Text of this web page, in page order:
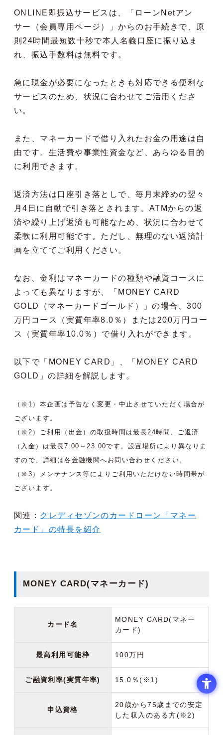
ONLINE即振込サービスは、「ローンNetアン
サー（会員専用ページ）」からのお手続きで、原
則24時間最短数十秒で本人名義口座に振り込ま
れ、振込手数料は無料です。
急に現金が必要になったときも対応できる便利な
サービスのため、状況に合わせてご活用くださ
い。
また、マネーカードで借り入れたお金の用途は自
由です。生活費や事業性資金など、あらゆる目的
に利用できます。
返済方法は口座引き落としで、毎月末締めの翌々
月4日に自動で引き落とされます。ATMからの返
済や繰り上げ返済も可能なため、状況に合わせて
柔軟に利用可能です。ただし、無理のない返済計
画を立ててご利用ください。
なお、金利はマネーカードの種類や融資コースに
よっても異なりますが、「MONEY CARD
GOLD（マネーカードゴールド）」の場合、300
万円コース（実質年率8.0％）または200万円コー
ス（実質年率10.0％）で借り入れができます。
以下で「MONEY CARD」、「MONEY CARD
GOLD」の詳細を解説します。
（※1）本企画は予告なく変更・中止させていただく場合が
ございます。
（※2）ご利用（出金）の取扱時間は最長24時間、ご返済
（入金）は最長7:00～23:00です。設置場所により異なりま
すので、詳細は各金融機関へお問い合わせください。
（※3）メンテナンス等によりご利用いただけない時間帯が
ございます。
関連： クレディセゾンのカードローン「マネー
カード」の特長を紹介
MONEY CARD(マネーカード)
カード名
MONEY CARD(マネー
カード)
最高利用可能枠 100万円
ご融資利率(実質年率) 15.0％(※1)
申込資格
20歳から75歳までの安定
した収入のある方(※2)